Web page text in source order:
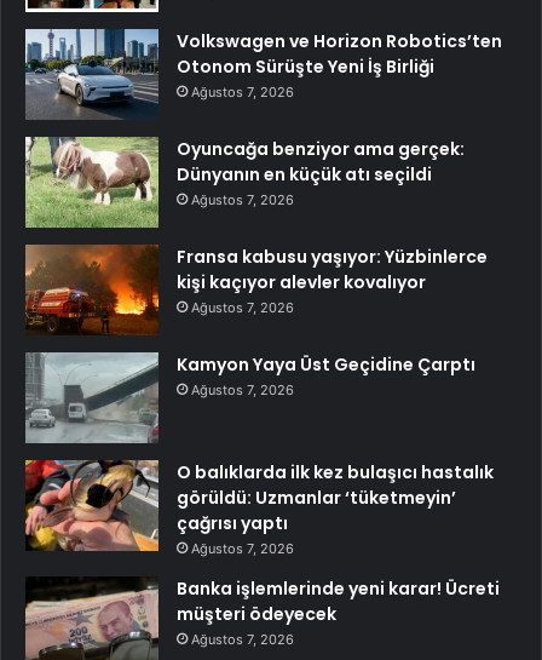
Volkswagen ve Horizon Robotics’ten
Otonom Sürüşte Yeni İş Birliği
Ağustos 7, 2026
Oyuncağa benziyor ama gerçek:
Dünyanın en küçük atı seçildi
Ağustos 7, 2026
Fransa kabusu yaşıyor: Yüzbinlerce
kişi kaçıyor alevler kovalıyor
Ağustos 7, 2026
Kamyon Yaya Üst Geçidine Çarptı
Ağustos 7, 2026
O balıklarda ilk kez bulaşıcı hastalık
görüldü: Uzmanlar ‘tüketmeyin’
çağrısı yaptı
Ağustos 7, 2026
Banka işlemlerinde yeni karar! Ücreti
müşteri ödeyecek
Ağustos 7, 2026